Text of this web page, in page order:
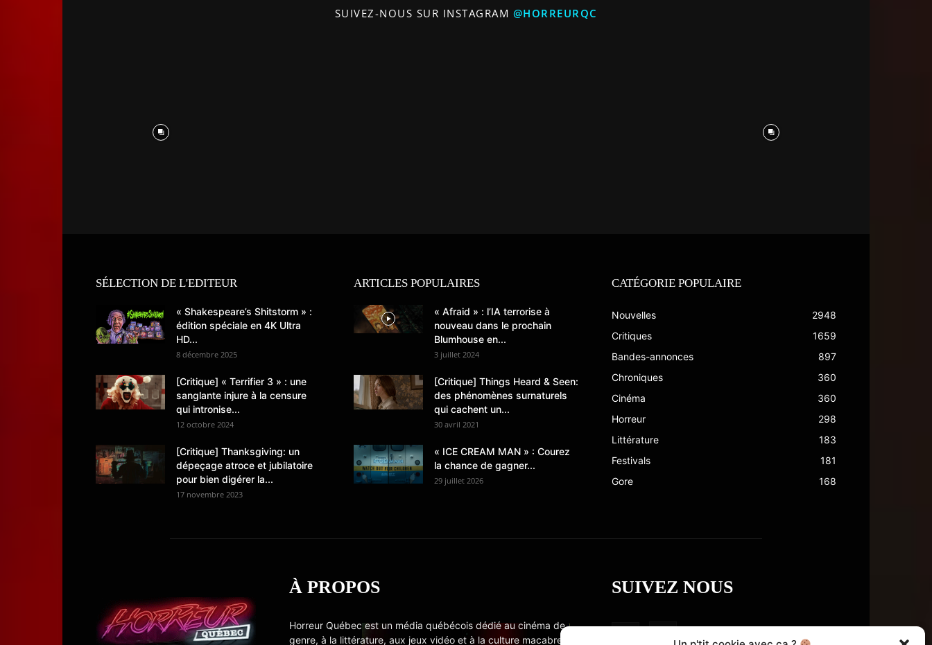
SUIVEZ-NOUS SUR INSTAGRAM @HORREURQC
SÉLECTION DE L'EDITEUR
« Shakespeare’s Shitstorm » :
édition spéciale en 4K Ultra
HD...
8 décembre 2025
[Critique] « Terrifier 3 » : une
sanglante injure à la censure
qui intronise...
12 octobre 2024
[Critique] Thanksgiving: un
dépeçage atroce et jubilatoire
pour bien digérer la...
17 novembre 2023
ARTICLES POPULAIRES
« Afraid » : l’IA terrorise à
nouveau dans le prochain
Blumhouse en...
3 juillet 2024
[Critique] Things Heard & Seen:
des phénomènes surnaturels
qui cachent un...
30 avril 2021
« ICE CREAM MAN » : Courez
la chance de gagner...
29 juillet 2026
CATÉGORIE POPULAIRE
Nouvelles
2948
Critiques
1659
Bandes-annonces
897
Chroniques
360
Cinéma
360
Horreur
298
Littérature
183
Festivals
181
Gore
168
À PROPOS
Horreur Québec est un média québécois dédié au cinéma de
genre, à la littérature, aux jeux vidéo et à la culture macabre
SUIVEZ NOUS